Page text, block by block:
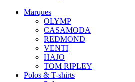
Marques
OLYMP
CASAMODA
REDMOND
VENTI
HAJO
TOM RIPLEY
Polos & T-shirts